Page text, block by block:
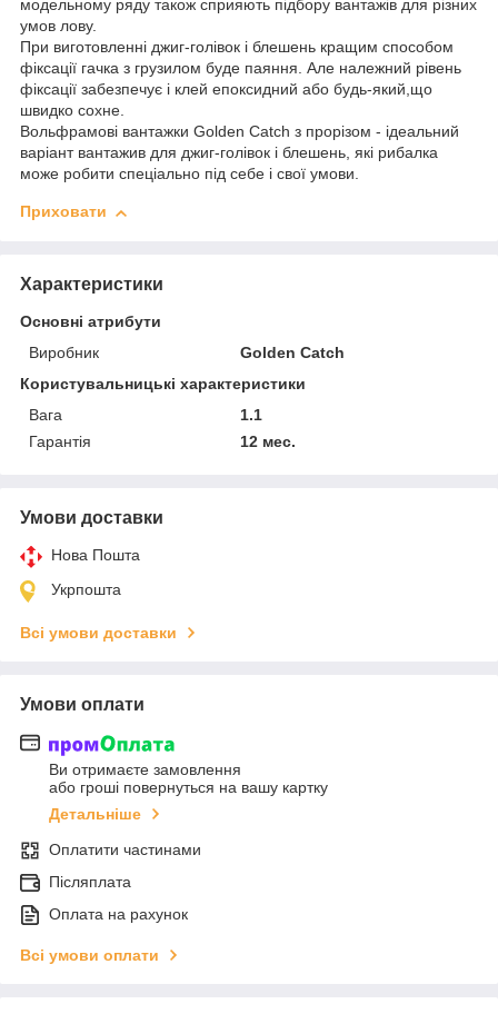
модельному ряду також сприяють підбору вантажів для різних
умов лову.
При виготовленні джиг-голівок і блешень кращим способом
фіксації гачка з грузилом буде паяння. Але належний рівень
фіксації забезпечує і клей епоксидний або будь-який,що
швидко сохне.
Вольфрамові вантажки Golden Catch з прорізом - ідеальний
варіант вантажив для джиг-голівок і блешень, які рибалка
може робити спеціально під себе і свої умови.
Приховати
Характеристики
Основні атрибути
Виробник
Golden Catch
Користувальницькі характеристики
Вага
1.1
Гарантія
12 мес.
Умови доставки
Нова Пошта
Укрпошта
Всі умови доставки
Умови оплати
Ви отримаєте замовлення
або гроші повернуться на вашу картку
Детальніше
Оплатити частинами
Післяплата
Оплата на рахунок
Всі умови оплати